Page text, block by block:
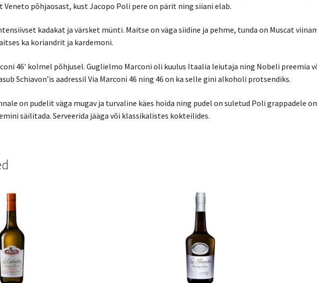
põhjaosast, kust Jacopo Poli pere on pärit ning siiani elab.
kadakat ja värsket münti. Maitse on väga siidine ja pehme, tunda on Muscat
ka koriandrit ja kardemoni.
46′ kolmel põhjusel. Guglielmo Marconi oli kuulus Itaalia leiutaja ning Nobeli preemia
Schiavon’is aadressil Via Marconi 46 ning 46 on ka selle gini alkoholi protsendiks.
on pudelit väga mugav ja turvaline käes hoida ning pudel on suletud Poli grappadele
säilitada. Serveerida jääga või klassikalistes kokteilides.